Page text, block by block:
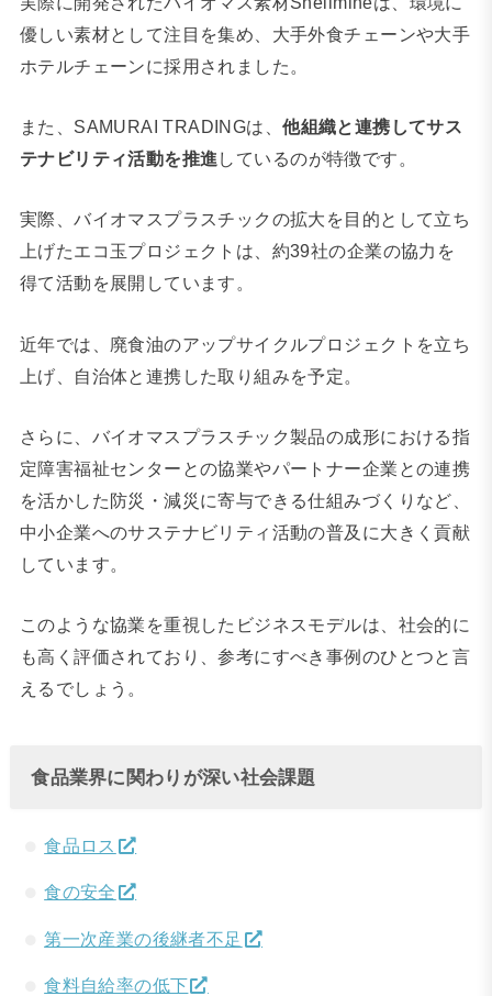
優しい素材として注目を集め、⼤⼿外⾷チェーンや⼤⼿
ホテルチェーンに採⽤されました。
また、SAMURAI TRADINGは、他組織と連携してサス
テナビリティ活動を推進 しているのが特徴です。
実際、バイオマスプラスチックの拡大を目的として立ち
上げたエコ玉プロジェクトは、約39社の企業の協力を
得て活動を展開しています。
近年では、廃⾷油のアップサイクルプロジェクトを⽴ち
上げ、⾃治体と連携した取り組みを予定。
さらに、バイオマスプラスチック製品の成形における指
定障害福祉センターとの協業やパートナー企業との連携
を活かした防災・減災に寄与できる仕組みづくりなど、
中小企業へのサステナビリティ活動の普及に大きく貢献
しています。
このような協業を重視したビジネスモデルは、社会的に
も高く評価されており、参考にすべき事例のひとつと言
えるでしょう。
食品業界に関わりが深い社会課題
食品ロス
食の安全
第一次産業の後継者不足
食料自給率の低下